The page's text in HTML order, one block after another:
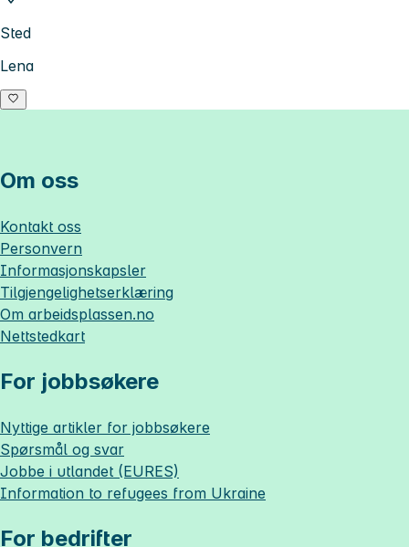
Sted
Lena
Om oss
Kontakt oss
Personvern
Informasjonskapsler
Tilgjengelighetserklæring
Om arbeidsplassen.no
Nettstedkart
For jobbsøkere
Nyttige artikler for jobbsøkere
Spørsmål og svar
Jobbe i utlandet (EURES)
Information to refugees from Ukraine
For bedrifter